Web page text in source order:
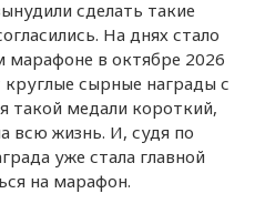
сделать такие
На днях стало
марафоне в октябре 2026
круглые сырные награды с
такой медали короткий,
всю жизнь. И, судя по
уже стала главной
на марафон.